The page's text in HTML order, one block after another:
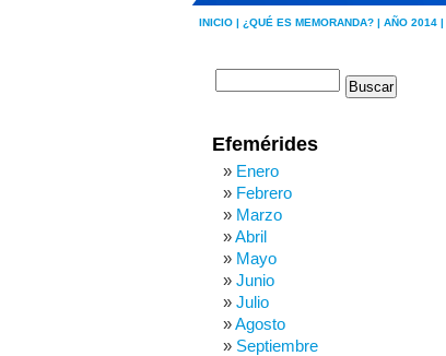
INICIO | ¿QUÉ ES MEMORANDA? | AÑO 2014 |
Efemérides
Enero
Febrero
Marzo
Abril
Mayo
Junio
Julio
Agosto
Septiembre